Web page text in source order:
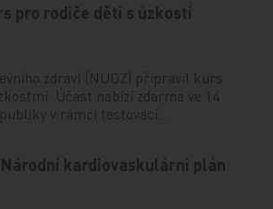
pro rodiče dětí s úzkostí
zdraví (NUDZ) připravil kurs
Účast nabízí zdarma ve 14
v rámci testovací…
kardiovaskulární plán